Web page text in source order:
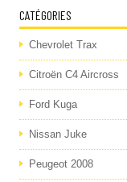
CATÉGORIES
Chevrolet Trax
Citroën C4 Aircross
Ford Kuga
Nissan Juke
Peugeot 2008